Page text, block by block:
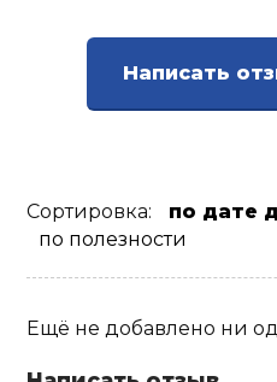
Написать
Сортировка:
по дате
по полезности
Ещё не добавлено ни